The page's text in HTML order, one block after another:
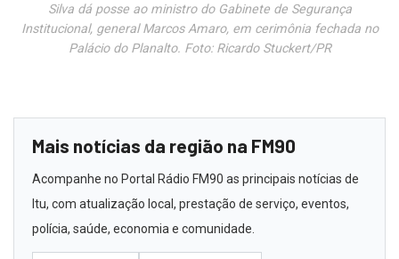
Silva dá posse ao ministro do Gabinete de Segurança
Institucional, general Marcos Amaro, em cerimônia fechada no
Palácio do Planalto. Foto: Ricardo Stuckert/PR
Mais notícias da região na FM90
Acompanhe no Portal Rádio FM90 as principais notícias de
Itu, com atualização local, prestação de serviço, eventos,
polícia, saúde, economia e comunidade.